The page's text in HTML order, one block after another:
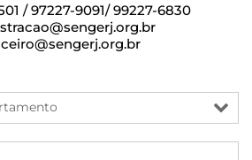
/ 97227-9091/ 99227-6830